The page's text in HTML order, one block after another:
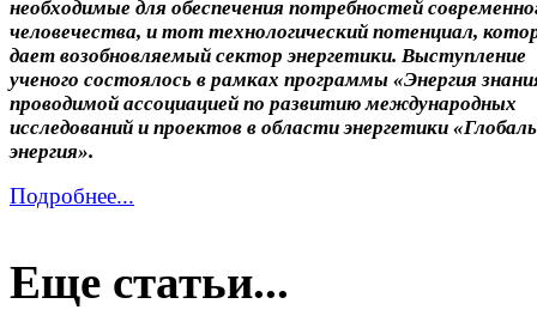
необходимые для обеспечения потребностей
человечества, и тот технологический потенциал,
дает возобновляемый сектор энергетики. Выступление
ученого состоялось в рамках программы «Энергия
проводимой ассоциацией по развитию международных
исследований и проектов в области энергетики
энергия».
Подробнее...
Еще статьи...